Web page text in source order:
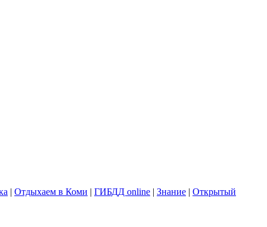
| Отдыхаем в Коми | ГИБДД online | Знание | Открытый